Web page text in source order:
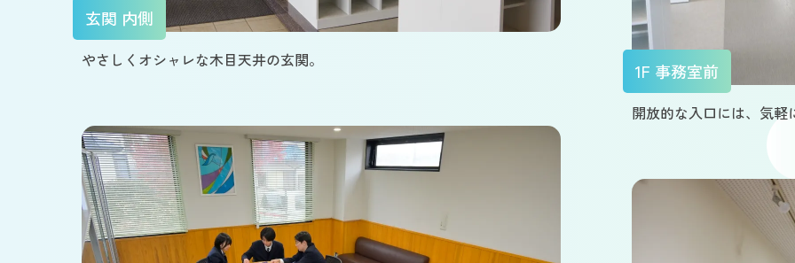
玄関 内側
やさしくオシャレな木目天井の玄関。 1F 事務室前
開放的な入口には、気軽